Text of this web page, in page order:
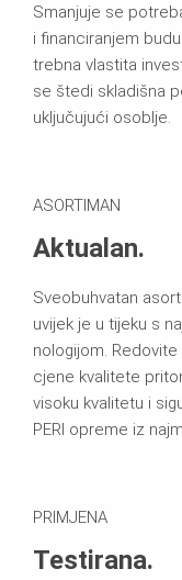
Smanjuje se
i financiranjem
trebna vlastita
se štedi skladišna
uključujući osoblje.
ASORTIMAN
Aktualan.
Sveobuhvatan
uvijek je u tijeku s
nologijom.
cjene kvalitete
visoku kvalitetu i
PERI opreme iz
PRIMJENA
Testirana.